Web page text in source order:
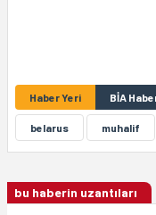
Haber Yeri BİA
belarus muhalif
bu haberin uzantıları